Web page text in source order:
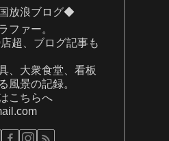
放浪ブログ◆
ファー。
超、ブログ記事も
、大衆食堂、看板
風景の記録。
こちらへ